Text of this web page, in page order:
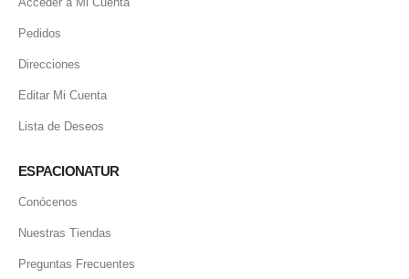
Pedidos
Direcciones
Editar Mi Cuenta
Lista de Deseos
ESPACIONATUR
Conócenos
Nuestras Tiendas
Preguntas Frecuentes